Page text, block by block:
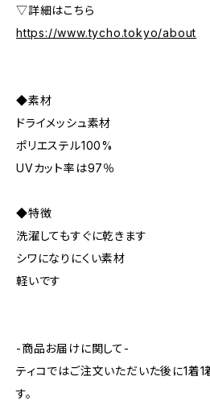
▽詳細はこちら
https://www.tycho.tokyo/about
◆素材
ドライメッシュ素材
ポリエステル100%
UVカット率は97％
◆特徴
洗濯してもすぐに乾きます
シワになりにくい素材
軽いです
-商品お届けに関して-
ティコではご注文いただいた後に1着
す。